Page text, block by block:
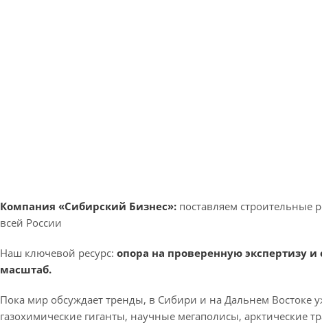
Компания «Сибирский Бизнес»: поставляем
всей России
Наш ключевой ресурс: опора на проверенную экспертизу
масштаб.
Пока мир обсуждает тренды, в Сибири и на Дальнем Востоке
газохимические гиганты, научные мегаполисы,